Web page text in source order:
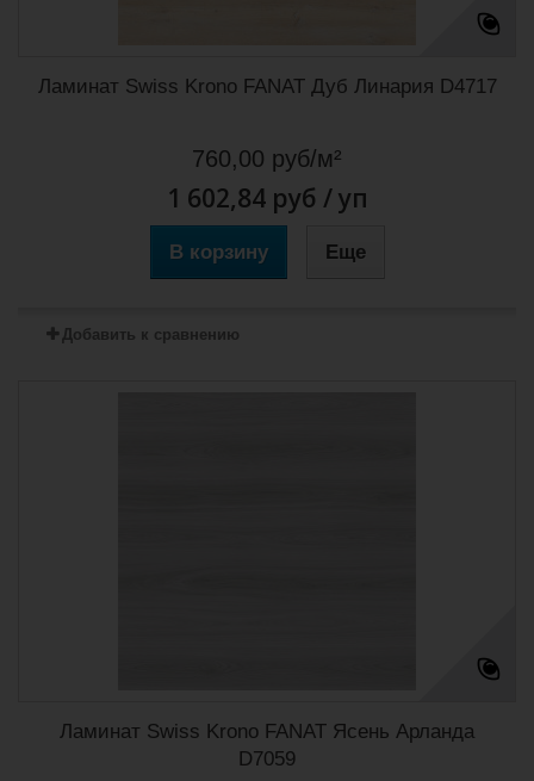
Ламинат Swiss Krono FANAT Дуб Линария D4717
760,00 руб/м²
1 602,84 руб / уп
В корзину Еще
Добавить к сравнению
Ламинат Swiss Krono FANAT Ясень Арланда
D7059